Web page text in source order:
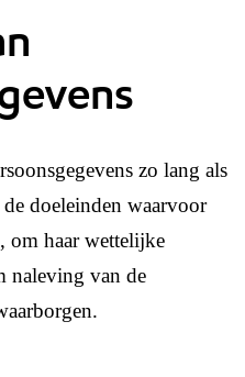
zo lang als
doeleinden waarvoor
om haar wettelijke
naleving van de